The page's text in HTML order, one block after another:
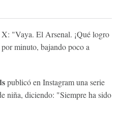
"Vaya. El Arsenal. ¡Qué logro
minuto, bajando poco a
publicó en Instagram una serie
niña, diciendo: "Siempre ha sido